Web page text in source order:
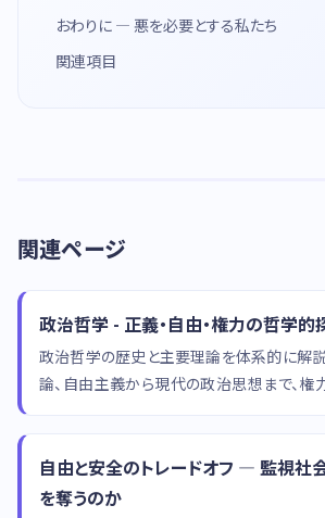
おわりに — 悪を必要とする私たち
関連項目
関連ページ
政治哲学 - 正義・自由・権力の哲学的
政治哲学の歴史と主要理論を体系的に解
論、自由主義から現代の政治思想まで、権
自由と安全のトレードオフ — 監視社
を奪うのか